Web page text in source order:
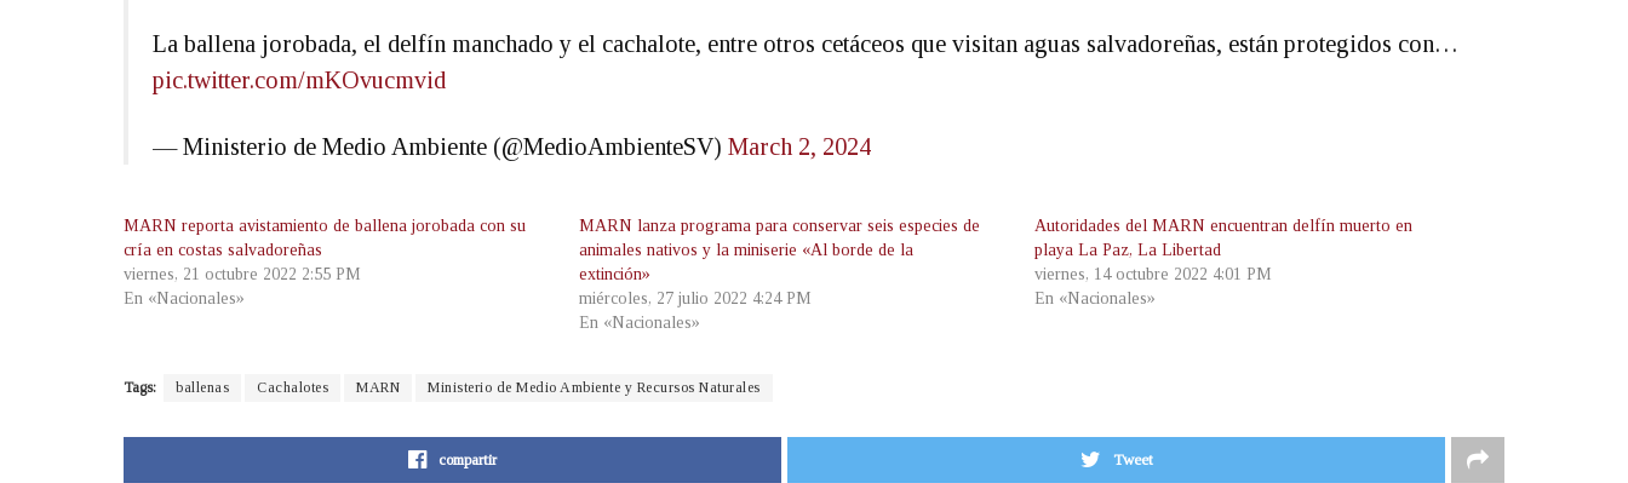
La ballena jorobada, el delfín manchado y el cachalote, entre otros cetáceos que visitan aguas salvadoreñas, están protegidos con…
pic.twitter.com/mKOvucmvid
— Ministerio de Medio Ambiente (@MedioAmbienteSV) March 2, 2024
MARN reporta avistamiento de ballena jorobada con su
cría en costas salvadoreñas
viernes, 21 octubre 2022 2:55 PM
En «Nacionales»
MARN lanza programa para conservar seis especies de
animales nativos y la miniserie «Al borde de la
extinción»
miércoles, 27 julio 2022 4:24 PM
En «Nacionales»
Autoridades del MARN encuentran delfín muerto en
playa La Paz, La Libertad
viernes, 14 octubre 2022 4:01 PM
En «Nacionales»
Tags: ballenas Cachalotes MARN Ministerio de Medio Ambiente y Recursos Naturales
compartir Tweet